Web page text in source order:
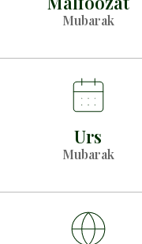
Mubarak
Urs
Mubarak